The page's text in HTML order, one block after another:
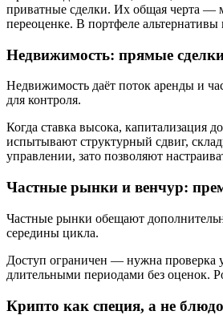
приватные сделки. Их общая черта —
переоценке. В портфеле
Недвижимость: прямые
Недвижимость даёт поток аренды и
для контроля.
Когда ставка высока, капитализация
испытывают структурный сдвиг,
управлении, зато позволяют
Частные рынки и венчур:
Частные рынки обещают
середины цикла.
Доступ ограничен — нужна проверка
длительными периодами без оценок.
Крипто как специя, а не блюдо